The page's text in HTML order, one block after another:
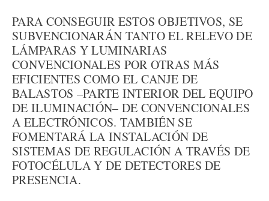
PARA CONSEGUIR ESTOS OBJETIVOS, SE
SUBVENCIONARÁN TANTO EL RELEVO DE
LÁMPARAS Y LUMINARIAS
CONVENCIONALES POR OTRAS MÁS
EFICIENTES COMO EL CANJE DE
BALASTOS –PARTE INTERIOR DEL EQUIPO
DE ILUMINACIÓN– DE CONVENCIONALES
A ELECTRÓNICOS. TAMBIÉN SE
FOMENTARÁ LA INSTALACIÓN DE
SISTEMAS DE REGULACIÓN A TRAVÉS DE
FOTOCÉLULA Y DE DETECTORES DE
PRESENCIA.